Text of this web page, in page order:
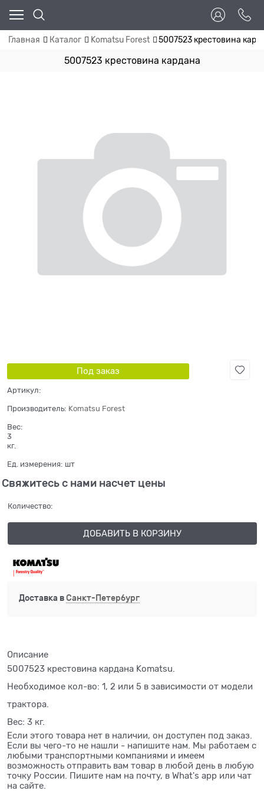
Главная Каталог Komatsu Forest 5007523 крестовина
5007523 крестовина кардана
Под заказ
Артикул:
Производитель: Komatsu Forest
Вес:
3
кг.
Ед. измерения: шт
Свяжитесь с нами насчет цены
Количество:
ДОБАВИТЬ В КОРЗИНУ
Доставка вСанкт-Петербург
Описание
5007523 крестовина кардана Komatsu.
Необходимое кол-во: 1, 2 или 5 в зависимости от модели
трактора.
Вес: 3 кг.
Если этого товара нет в наличии, он доступен под заказ.
Если вы чего-то не нашли - напишите нам. Мы работаем с
любыми транспортными компаниями и имеем
возможность отправить вам товар в любой день в любую
точку России. Пишите нам на почту, в What's app или чат
на сайте.